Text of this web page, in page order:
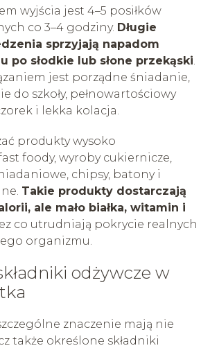
wyjścia jest 4–5 posiłków
co 3–4 godziny. Długie
sprzyjają napadom
po słodkie lub słone przekąski.
jest porządne śniadanie,
do szkoły, pełnowartościowy
i lekka kolacja.
produkty wysoko
foody, wyroby cukiernicze,
chipsy, batony i
Takie produkty dostarczają
ale mało białka, witamin i
co utrudniają pokrycie realnych
organizmu.
odżywcze w
znaczenie mają nie
także określone składniki